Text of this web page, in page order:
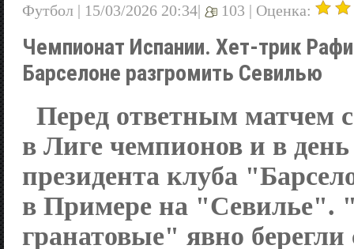
Футбол | 15/03/2026 20:34| 103 | Оценка:
Чемпионат Испании. Хет-трик
Барселоне разгромить Севилью
Перед ответным матчем
в Лиге чемпионов и в
президента клуба
в Примере на "Севилье".
гранатовые" явно